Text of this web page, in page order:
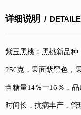
详细说明 /
紫玉黑桃：黑桃新品种
250克，果面紫黑色，
含糖量14％一16％，
时间长，抗病丰产，管